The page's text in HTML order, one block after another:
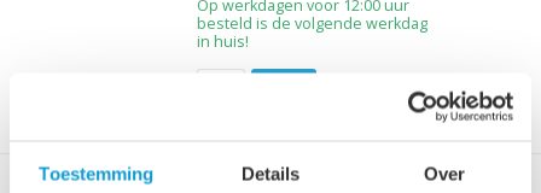
Toestemming Details Over
Op werkdagen voor 12:00 uur
besteld is de volgende werkdag
in huis!